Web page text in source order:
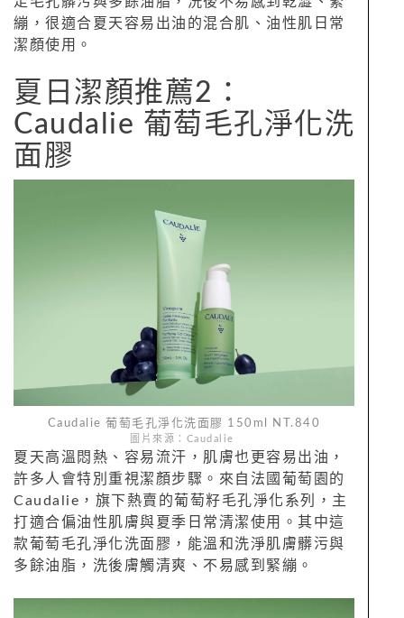
繃，很適合夏天容易出油的混合肌、油性肌日常
潔顏使用。
夏日潔顏推薦2：
Caudalie 葡萄毛孔淨化洗
面膠
Caudalie 葡萄毛孔淨化洗面膠 150ml NT.840
圖片來源：Caudalie
夏天高溫悶熱、容易流汗，肌膚也更容易出油，
許多人會特別重視潔顏步驟。來自法國葡萄園的
Caudalie，旗下熱賣的葡萄籽毛孔淨化系列，主
打適合偏油性肌膚與夏季日常清潔使用。其中這
款葡萄毛孔淨化洗面膠，能溫和洗淨肌膚髒污與
多餘油脂，洗後膚觸清爽、不易感到緊繃。